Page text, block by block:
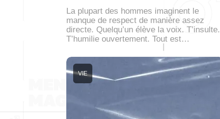
La plupart des hommes imaginent le
manque de respect de manière assez
directe. Quelqu’un élève la voix. T’insulte.
T’humilie ouvertement. Tout est…
VIE